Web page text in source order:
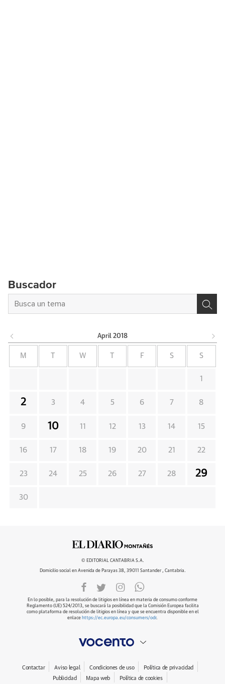
Buscador
April 2018
M W F S S
1
2 3 4 5 6 7 8
9 10 11 12 13 14 15
16 17 18 19 20 21 22
23 24 25 26 27 28 29
30
© EDITORIAL CANTABRIA S.A.
Domicilio social en Avenida de Parayas 38, 39011 Santander , Cantabria.
En lo posible, para la resolución de litigios en línea en materia de consumo conforme
Reglamento (UE) 524/2013, se buscará la posibilidad que la Comisión Europea facilita
como plataforma de resolución de litigios en línea y que se encuentra disponible en el
enlace https://ec.europa.eu/consumers/odr.
Contactar Aviso legal Condiciones de uso
Política de privacidad
Publicidad
Mapa web Política de cookies